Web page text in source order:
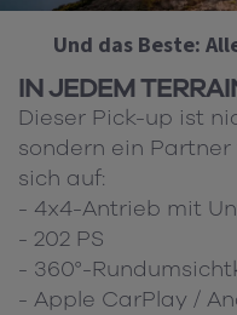
Und das Beste:
IN JEDEM
Dieser Pick-up ist
sondern ein Partner
sich auf:
- 4x4-Antrieb mit
- 202 PS
- 360°-
- Apple CarPlay /